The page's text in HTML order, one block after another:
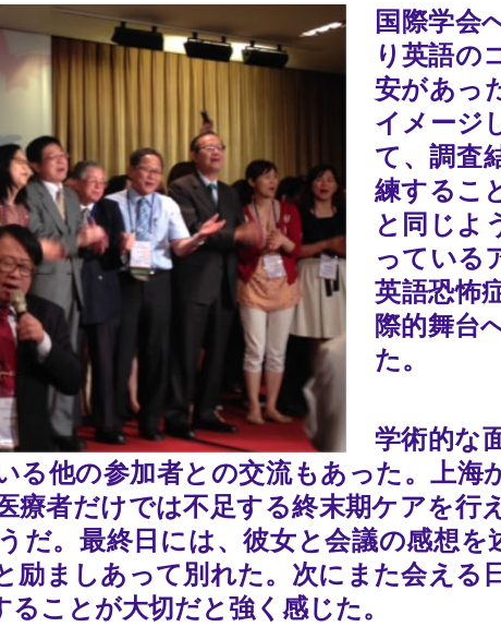
国際学会
り英語の
安があっ
イメージ
て、調査
練するこ
と同じよ
っている
英語恐怖
際的舞台
た。
学術的な
る他の参加者との交流もあった。上海
療者だけでは不足する終末期ケアを行
だ。最終日には、彼女と会議の感想
励ましあって別れた。次にまた会える
ことが大切だと強く感じた。